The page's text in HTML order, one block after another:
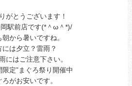
がとうございます！
駅前店です(*＾ω＾*)/
から暑いですね。
には夕立？雷雨？
にはご注意下さい。
限定”まぐろ祭り開催中
ろがお安いです。